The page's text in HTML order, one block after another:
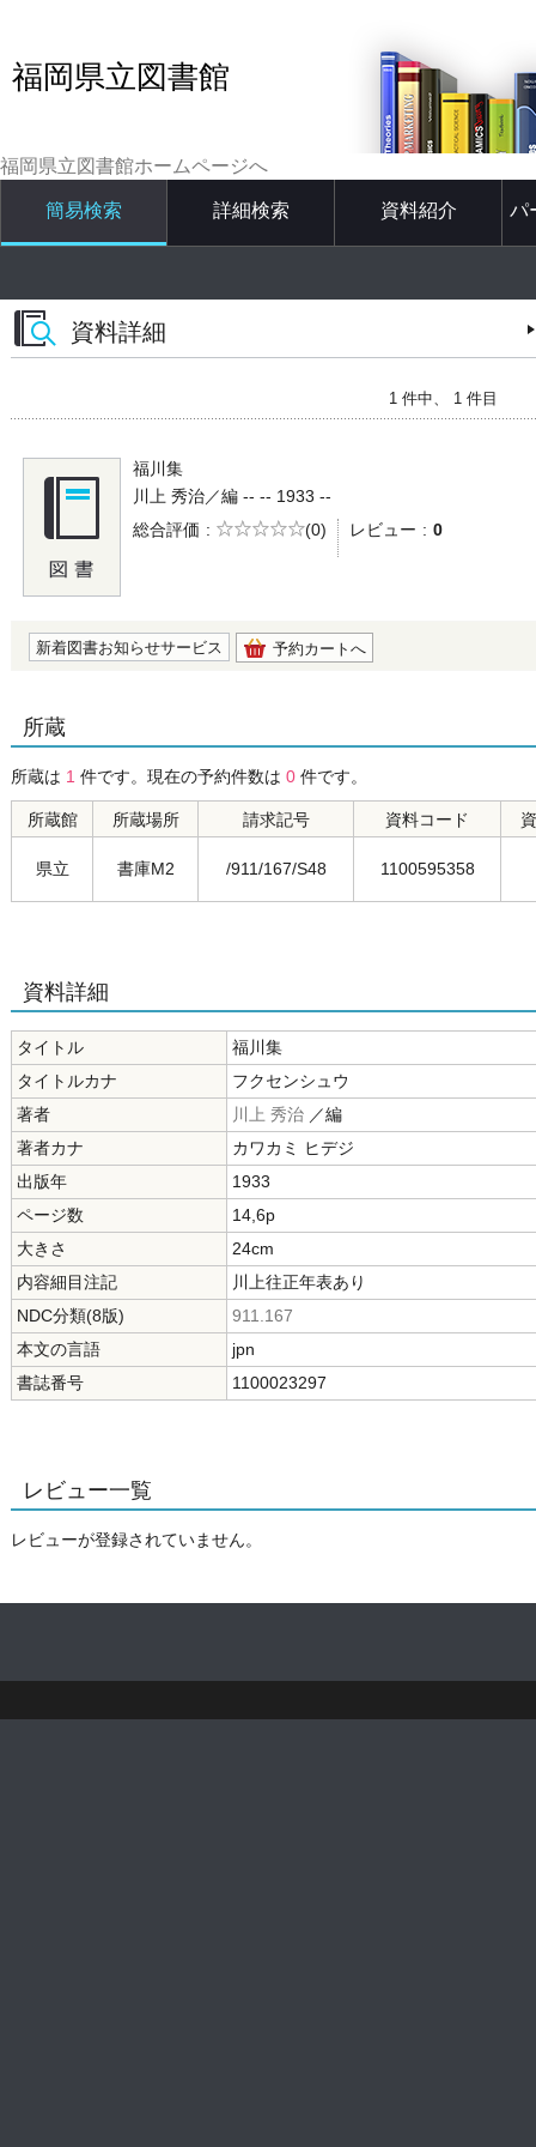
福岡県立図書館
福岡県立図書館ホームページへ
簡易検索 詳細検索 資料紹介 パ
資料詳細
1 件中、 1 件目
福川集
川上 秀治／編 -- -- 1933 --
総合評価
5段階評価
(0) レビュー 0
新着図書お知らせサービス 予約カートへ
所蔵
所蔵は 1 件です。現在の予約件数は 0 件です。
所蔵館 所蔵場所 請求記号 資料コード
県立 書庫M2 /911/167/S48 1100595358
資料詳細
タイトル
福川集
タイトルカナ
フクセンシュウ
著者
川上 秀治 ／編
著者カナ
カワカミ ヒデジ
出版年
1933
ページ数
14,6p
大きさ
24cm
内容細目注記
川上往正年表あり
NDC分類(8版)
911.167
本文の言語
jpn
書誌番号
1100023297
レビュー一覧
レビューが登録されていません。